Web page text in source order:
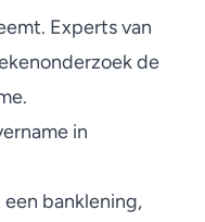
Experts van
de
in
banklening,